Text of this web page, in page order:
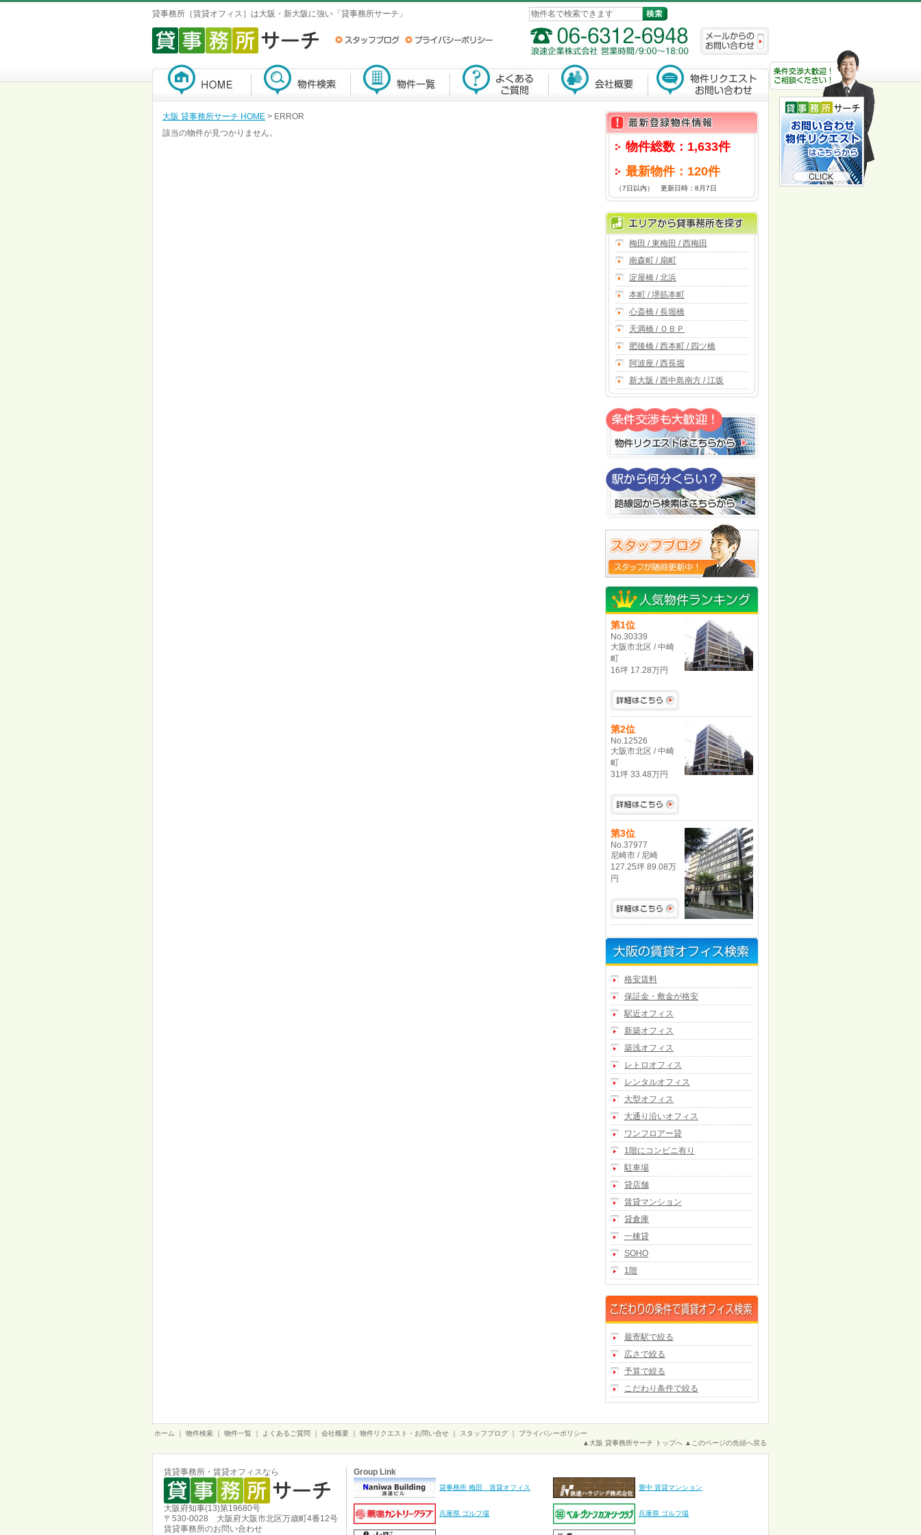
貸事務所［賃貸オフィス］は大阪・新大阪に強い「貸事務所サーチ」
大阪 貸事務所サーチ HOME > ERROR
該当の物件が見つかりません。
物件総数：1,633件
最新物件：120件
（7日以内） 更新日時：8月7日
梅田 / 東梅田 / 西梅田
南森町 / 扇町
淀屋橋 / 北浜
本町 / 堺筋本町
心斎橋 / 長堀橋
天満橋 / ＯＢＰ
肥後橋 / 西本町 / 四ツ橋
阿波座 / 西長堀
新大阪 / 西中島南方 / 江坂
第1位
No.30339
大阪市北区 / 中崎
町
16坪 17.28万円
第2位
No.12526
大阪市北区 / 中崎
町
31坪 33.48万円
第3位
No.37977
尼崎市 / 尼崎
127.25坪 89.08万
円
格安賃料
保証金・敷金が格安
駅近オフィス
新築オフィス
築浅オフィス
レトロオフィス
レンタルオフィス
大型オフィス
大通り沿いオフィス
ワンフロアー貸
1階にコンビニ有り
駐車場
貸店舗
賃貸マンション
貸倉庫
一棟貸
SOHO
1階
最寄駅で絞る
広さで絞る
予算で絞る
こだわり条件で絞る
ホーム 物件検索 物件一覧 よくあるご質問 会社概要 物件リクエスト・お問い合せ スタッフブログ
プライバシーポリシー
▲大阪 貸事務所サーチ トップへ ▲このページの先頭へ戻る
賃貸事務所・賃貸オフィスなら
大阪府知事(13)第19680号
〒530-0028 大阪府大阪市北区万歳町4番12号
賃貸事務所のお問い合わせ
Group Link
貸事務所 梅田 賃貸オフィス 豊中 賃貸マンション
兵庫県 ゴルフ場 兵庫県 ゴルフ場